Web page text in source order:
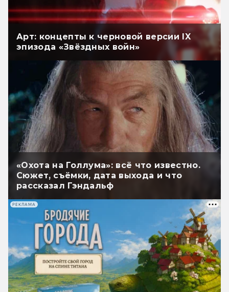
Арт: концепты к черновой версии IX
эпизода «Звёздных войн»
«Охота на Голлума»: всё что известно.
Сюжет, съёмки, дата выхода и что
рассказал Гэндальф
РЕКЛАМА